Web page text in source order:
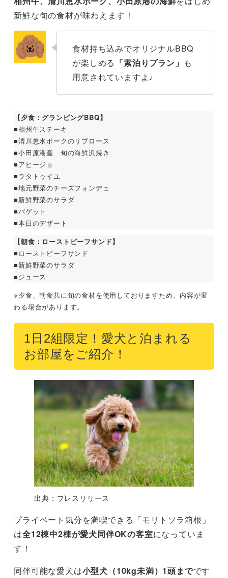
新鮮な旬の食材が味わえます！
食材持ち込みでオリジナルBBQ
が楽しめる 「素泊りプラン」 も
用意されていますよ♩
【夕食：グランピングBBQ】
■相州牛ステーキ
■清川恵水ポークのリブロース
■小田原港産 旬の海鮮浜焼き
■アヒージョ
■ラタトゥイユ
■地元野菜のチーズフォンデュ
■新鮮野菜のサラダ
■バゲット
■本日のデザート
【朝食：ローストビーフサンド】
■ローストビーフサンド
■新鮮野菜のサラダ
■ジュース
※夕食、朝食共に旬の食材を使用しておりますため、内容が変
わる場合があります。
1日2組限定！愛犬と泊まれる
お部屋をご紹介！
出典：プレスリリース
プライベート気分を満喫できる「モリトソラ箱根」
は全12棟中2棟が愛犬同伴OKの客室になっていま
す！
同伴可能な愛犬は小型犬（10kg未満）1頭までです